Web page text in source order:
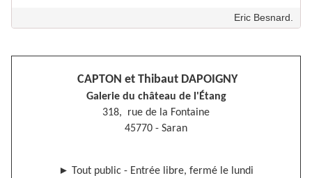
Eric Besnard.
CAPTON et Thibaut DAPOIGNY
Galerie du château de l'Étang
318, rue de la Fontaine
45770 - Saran
► Tout public - Entrée libre, fermé le lundi